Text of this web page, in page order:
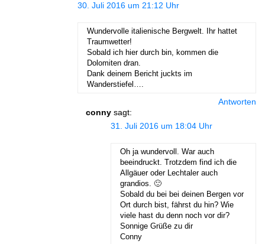
30. Juli 2016 um 21:12 Uhr
Wundervolle italienische Bergwelt. Ihr hattet
Traumwetter!
Sobald ich hier durch bin, kommen die
Dolomiten dran.
Dank deinem Bericht juckts im
Wanderstiefel….
Antworten
conny sagt:
31. Juli 2016 um 18:04 Uhr
Oh ja wundervoll. War auch
beeindruckt. Trotzdem find ich die
Allgäuer oder Lechtaler auch
grandios. 🙂
Sobald du bei bei deinen Bergen vor
Ort durch bist, fährst du hin? Wie
viele hast du denn noch vor dir?
Sonnige Grüße zu dir
Conny